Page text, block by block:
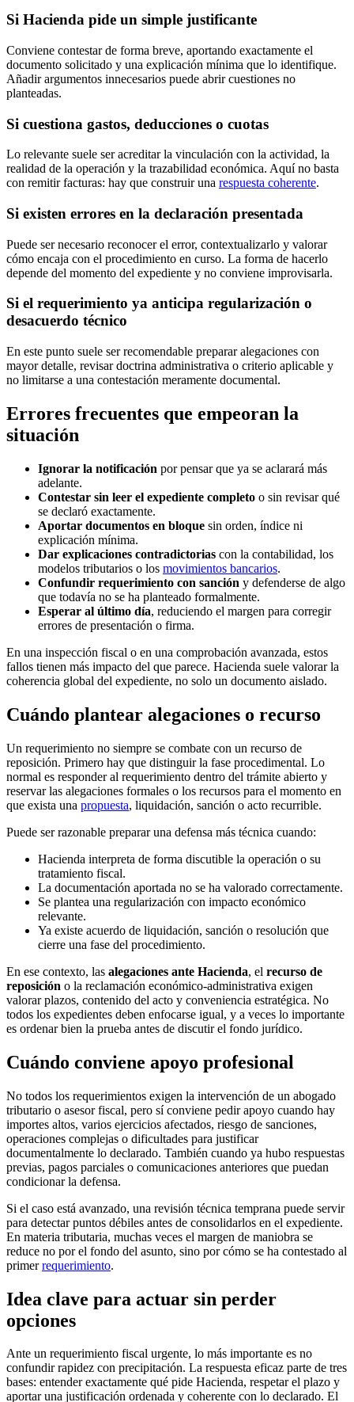
Si Hacienda pide un simple justificante
Conviene contestar de forma breve, aportando exactamente el
documento solicitado y una explicación mínima que lo identifique.
Añadir argumentos innecesarios puede abrir cuestiones no
planteadas.
Si cuestiona gastos, deducciones o cuotas
Lo relevante suele ser acreditar la vinculación con la actividad, la
realidad de la operación y la trazabilidad económica. Aquí no basta
con remitir facturas: hay que construir una respuesta coherente.
Si existen errores en la declaración presentada
Puede ser necesario reconocer el error, contextualizarlo y valorar
cómo encaja con el procedimiento en curso. La forma de hacerlo
depende del momento del expediente y no conviene improvisarla.
Si el requerimiento ya anticipa regularización o
desacuerdo técnico
En este punto suele ser recomendable preparar alegaciones con
mayor detalle, revisar doctrina administrativa o criterio aplicable y
no limitarse a una contestación meramente documental.
Errores frecuentes que empeoran la
situación
Ignorar la notificación por pensar que ya se aclarará más
adelante.
Contestar sin leer el expediente completo o sin revisar qué
se declaró exactamente.
Aportar documentos en bloque sin orden, índice ni
explicación mínima.
Dar explicaciones contradictorias con la contabilidad, los
modelos tributarios o los movimientos bancarios.
Confundir requerimiento con sanción y defenderse de algo
que todavía no se ha planteado formalmente.
Esperar al último día, reduciendo el margen para corregir
errores de presentación o firma.
En una inspección fiscal o en una comprobación avanzada, estos
fallos tienen más impacto del que parece. Hacienda suele valorar la
coherencia global del expediente, no solo un documento aislado.
Cuándo plantear alegaciones o recurso
Un requerimiento no siempre se combate con un recurso de
reposición. Primero hay que distinguir la fase procedimental. Lo
normal es responder al requerimiento dentro del trámite abierto y
reservar las alegaciones formales o los recursos para el momento en
que exista una propuesta, liquidación, sanción o acto recurrible.
Puede ser razonable preparar una defensa más técnica cuando:
Hacienda interpreta de forma discutible la operación o su
tratamiento fiscal.
La documentación aportada no se ha valorado correctamente.
Se plantea una regularización con impacto económico
relevante.
Ya existe acuerdo de liquidación, sanción o resolución que
cierre una fase del procedimiento.
En ese contexto, las alegaciones ante Hacienda, el recurso de
reposición o la reclamación económico-administrativa exigen
valorar plazos, contenido del acto y conveniencia estratégica. No
todos los expedientes deben enfocarse igual, y a veces lo importante
es ordenar bien la prueba antes de discutir el fondo jurídico.
Cuándo conviene apoyo profesional
No todos los requerimientos exigen la intervención de un abogado
tributario o asesor fiscal, pero sí conviene pedir apoyo cuando hay
importes altos, varios ejercicios afectados, riesgo de sanciones,
operaciones complejas o dificultades para justificar
documentalmente lo declarado. También cuando ya hubo respuestas
previas, pagos parciales o comunicaciones anteriores que puedan
condicionar la defensa.
Si el caso está avanzado, una revisión técnica temprana puede servir
para detectar puntos débiles antes de consolidarlos en el expediente.
En materia tributaria, muchas veces el margen de maniobra se
reduce no por el fondo del asunto, sino por cómo se ha contestado al
primerrequerimiento.
Idea clave para actuar sin perder
opciones
Ante un requerimiento fiscal urgente, lo más importante es no
confundir rapidez con precipitación. La respuesta eficaz parte de tres
bases: entender exactamente qué pide Hacienda, respetar el plazo y
aportar una justificación ordenada y coherente con lo declarado. El